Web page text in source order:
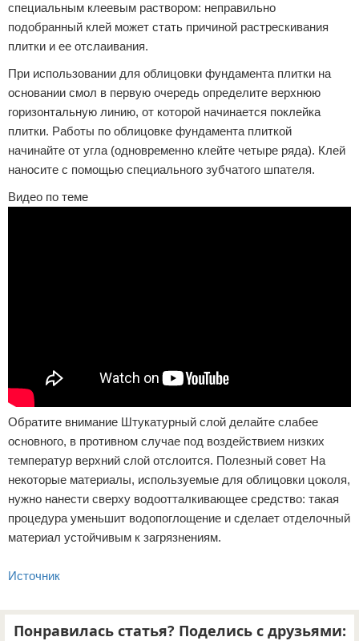
специальным клеевым раствором: неправильно
подобранный клей может стать причиной растрескивания
плитки и ее отслаивания.
При использовании для облицовки фундамента плитки на
основании смол в первую очередь определите верхнюю
горизонтальную линию, от которой начинается поклейка
плитки. Работы по облицовке фундамента плиткой
начинайте от угла (одновременно клейте четыре ряда). Клей
наносите с помощью специального зубчатого шпателя.
Видео по теме
Обратите внимание Штукатурный слой делайте слабее
основного, в противном случае под воздействием низких
температур верхний слой отслоится. Полезный совет На
некоторые материалы, используемые для облицовки цоколя,
нужно нанести сверху водоотталкивающее средство: такая
процедура уменьшит водопоглощение и сделает отделочный
материал устойчивым к загрязнениям.
Источник
Понравилась статья? Поделись с друзьями: